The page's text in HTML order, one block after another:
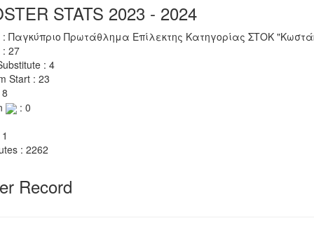
STATS 2023 - 2024
: Παγκύπριο Πρωτάθλημα Επίλεκτης Κατηγορίας ΣΤΟΚ
: 27
: 4
Start : 23
: 0
: 2262
Record